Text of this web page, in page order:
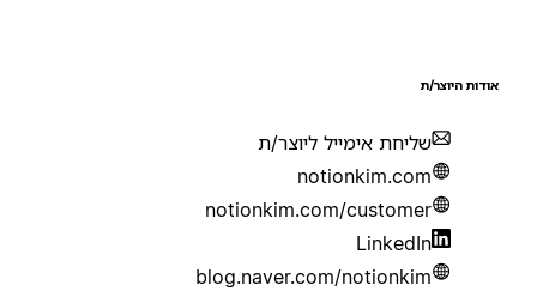
היוצר/ת
שליחת אימייל ליוצר/ת
notionkim.com
notionkim.com/customer
LinkedIn
blog.naver.com/notionkim